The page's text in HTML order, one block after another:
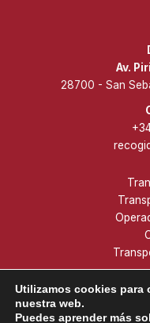
Av.
28700 - San
Utilizamos cookies para
nuestra web.
Puedes aprender más